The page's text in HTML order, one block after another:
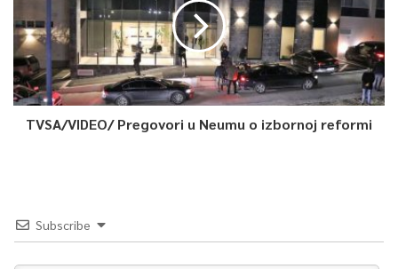
TVSA/VIDEO/ Pregovori u Neumu o izbornoj reformi
Subscribe